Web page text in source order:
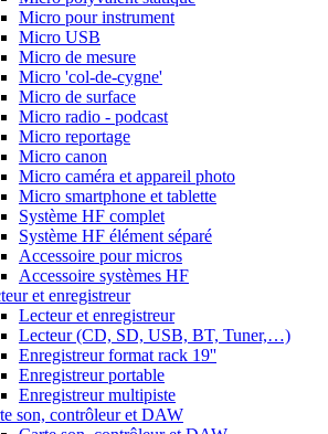
Micro pour instrument
Micro USB
Micro de mesure
Micro 'col-de-cygne'
Micro de surface
Micro radio - podcast
Micro reportage
Micro canon
Micro caméra et appareil photo
Micro smartphone et tablette
Système HF complet
Système HF élément séparé
Accessoire pour micros
Accessoire systèmes HF
et enregistreur
Lecteur et enregistreur
Lecteur (CD, SD, USB, BT, Tuner,…)
Enregistreur format rack 19''
Enregistreur portable
Enregistreur multipiste
son, contrôleur et DAW